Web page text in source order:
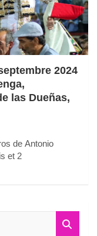
2024
las Dueñas,
de Antonio
et 2